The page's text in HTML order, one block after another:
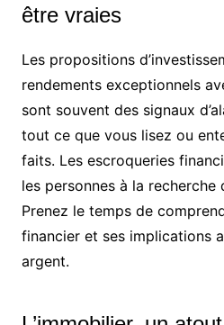
être vraies
Les propositions
rendements exceptionnels
sont souvent des signaux
tout ce que vous lisez ou
faits. Les escroqueries
les personnes à la recherche
Prenez le temps de
financier et ses implications
argent.